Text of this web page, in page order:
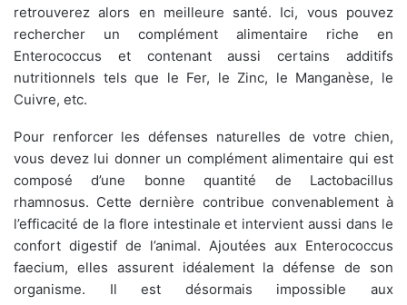
retrouverez alors en meilleure santé. Ici, vous pouvez
rechercher un complément alimentaire riche en
Enterococcus et contenant aussi certains additifs
nutritionnels tels que le Fer, le Zinc, le Manganèse, le
Cuivre, etc.
Pour renforcer les défenses naturelles de votre chien,
vous devez lui donner un complément alimentaire qui est
composé d’une bonne quantité de Lactobacillus
rhamnosus. Cette dernière contribue convenablement à
l’efficacité de la flore intestinale et intervient aussi dans le
confort digestif de l’animal. Ajoutées aux Enterococcus
faecium, elles assurent idéalement la défense de son
organisme. Il est désormais impossible aux